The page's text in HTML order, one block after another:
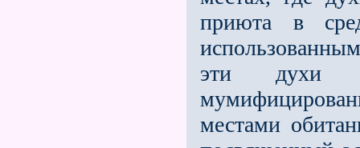
приюта в
эти духи
местами